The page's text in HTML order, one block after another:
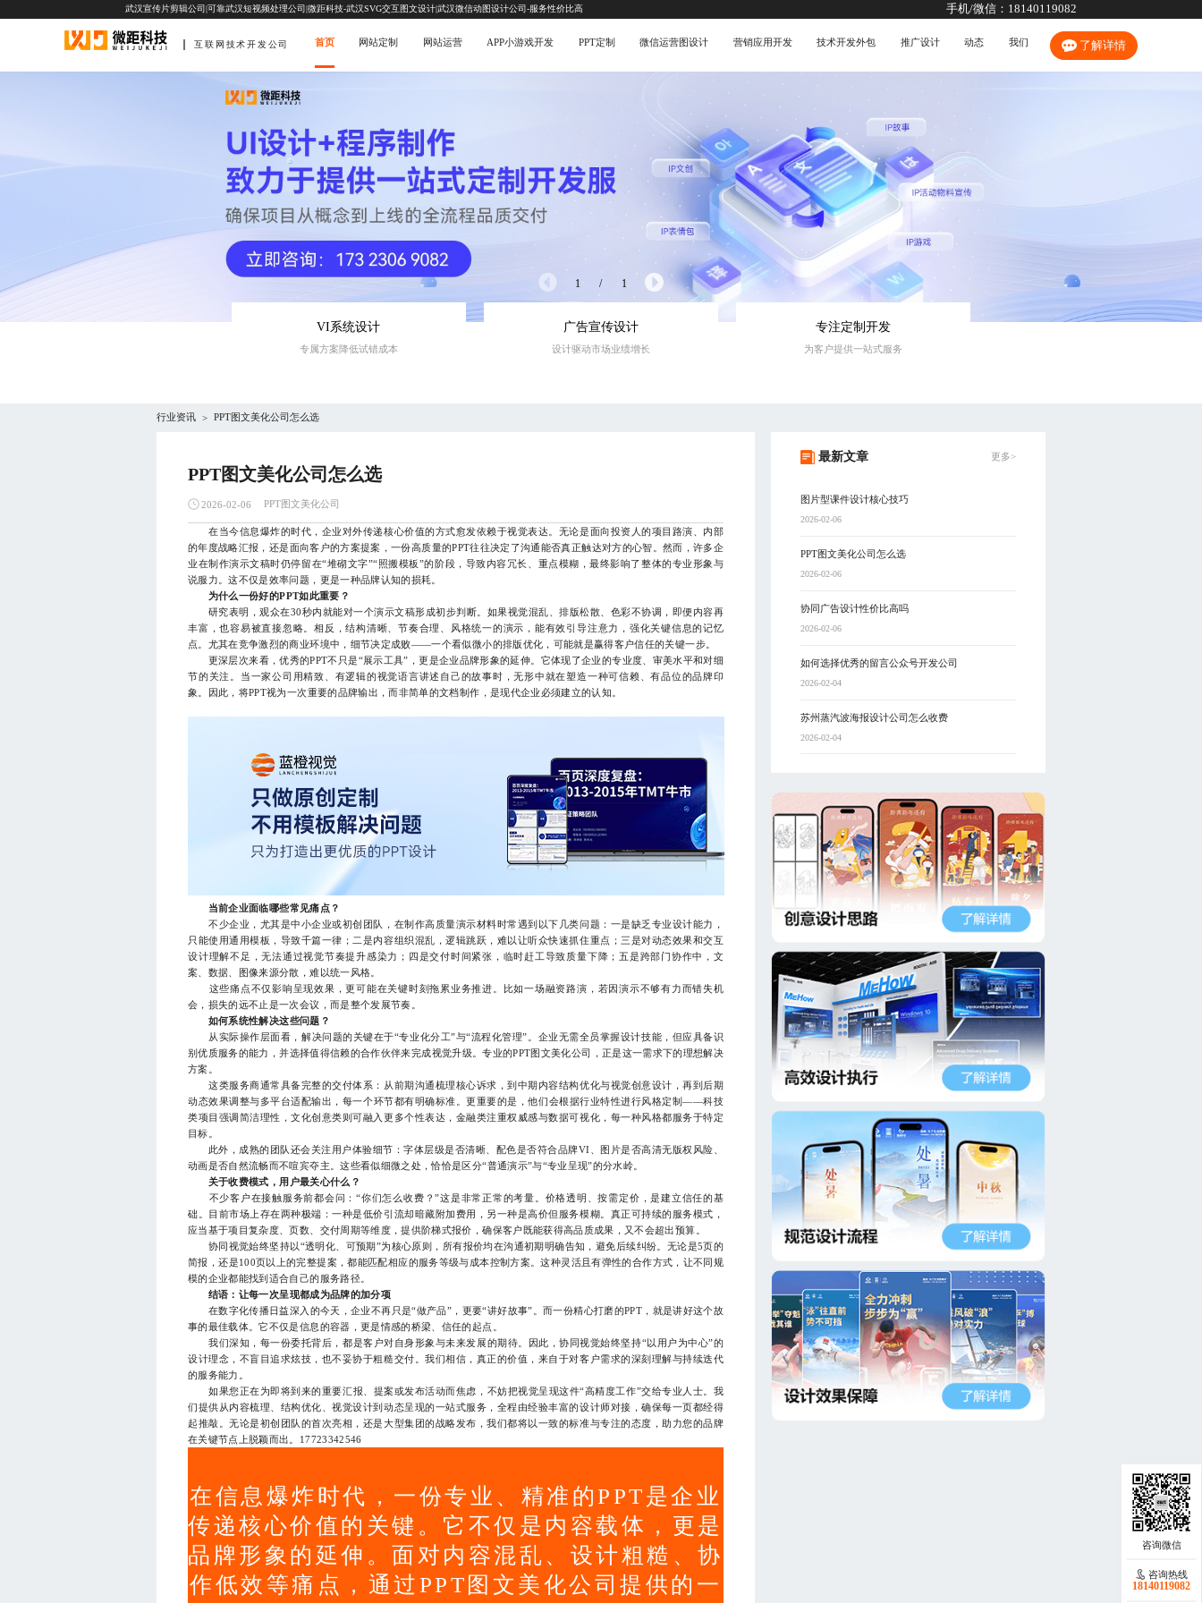
武汉宣传片剪辑公司|可靠武汉短视频处理公司|微距科技-武汉SVG交互图文设计|武汉微信动图设计公司-服务性价比高 手机/微信： 18140119082
互联网技术开发公司 首页 网站定制 网站运营 APP小游戏开发 PPT定制 微信运营图设计 营销应用开发 技术开发外包 推广设计 动态 我们 了解详情
1 / 1
VI系统设计
专属方案降低试错成本
广告宣传设计
设计驱动市场业绩增长
专注定制开发
为客户提供一站式服务
行业资讯 > PPT图文美化公司怎么选
PPT图文美化公司怎么选
2026-02-06 PPT图文美化公司
在当今信息爆炸的时代，企业对外传递核心价值的方式愈发依赖于视觉表达。无论是面向投资人的项目路演、内部
的年度战略汇报，还是面向客户的方案提案，一份高质量的PPT往往决定了沟通能否真正触达对方的心智。然而，许多企
业在制作演示文稿时仍停留在“堆砌文字”“照搬模板”的阶段，导致内容冗长、重点模糊，最终影响了整体的专业形象与
说服力。这不仅是效率问题，更是一种品牌认知的损耗。
为什么一份好的PPT如此重要？
研究表明，观众在30秒内就能对一个演示文稿形成初步判断。如果视觉混乱、排版松散、色彩不协调，即便内容再
丰富，也容易被直接忽略。相反，结构清晰、节奏合理、风格统一的演示，能有效引导注意力，强化关键信息的记忆
点。尤其在竞争激烈的商业环境中，细节决定成败——一个看似微小的排版优化，可能就是赢得客户信任的关键一步。
更深层次来看，优秀的PPT不只是“展示工具”，更是企业品牌形象的延伸。它体现了企业的专业度、审美水平和对细
节的关注。当一家公司用精致、有逻辑的视觉语言讲述自己的故事时，无形中就在塑造一种可信赖、有品位的品牌印
象。因此，将PPT视为一次重要的品牌输出，而非简单的文档制作，是现代企业必须建立的认知。
当前企业面临哪些常见痛点？
不少企业，尤其是中小企业或初创团队，在制作高质量演示材料时常遇到以下几类问题：一是缺乏专业设计能力，
只能使用通用模板，导致千篇一律；二是内容组织混乱，逻辑跳跃，难以让听众快速抓住重点；三是对动态效果和交互
设计理解不足，无法通过视觉节奏提升感染力；四是交付时间紧张，临时赶工导致质量下降；五是跨部门协作中，文
案、数据、图像来源分散，难以统一风格。
这些痛点不仅影响呈现效果，更可能在关键时刻拖累业务推进。比如一场融资路演，若因演示不够有力而错失机
会，损失的远不止是一次会议，而是整个发展节奏。
如何系统性解决这些问题？
从实际操作层面看，解决问题的关键在于“专业化分工”与“流程化管理”。企业无需全员掌握设计技能，但应具备识
别优质服务的能力，并选择值得信赖的合作伙伴来完成视觉升级。专业的PPT图文美化公司，正是这一需求下的理想解决
方案。
这类服务商通常具备完整的交付体系：从前期沟通梳理核心诉求，到中期内容结构优化与视觉创意设计，再到后期
动态效果调整与多平台适配输出，每一个环节都有明确标准。更重要的是，他们会根据行业特性进行风格定制——科技
类项目强调简洁理性，文化创意类则可融入更多个性表达，金融类注重权威感与数据可视化，每一种风格都服务于特定
目标。
此外，成熟的团队还会关注用户体验细节：字体层级是否清晰、配色是否符合品牌VI、图片是否高清无版权风险、
动画是否自然流畅而不喧宾夺主。这些看似细微之处，恰恰是区分“普通演示”与“专业呈现”的分水岭。
关于收费模式，用户最关心什么？
不少客户在接触服务前都会问：“你们怎么收费？”这是非常正常的考量。价格透明、按需定价，是建立信任的基
础。目前市场上存在两种极端：一种是低价引流却暗藏附加费用，另一种是高价但服务模糊。真正可持续的服务模式，
应当基于项目复杂度、页数、交付周期等维度，提供阶梯式报价，确保客户既能获得高品质成果，又不会超出预算。
协同视觉始终坚持以“透明化、可预期”为核心原则，所有报价均在沟通初期明确告知，避免后续纠纷。无论是5页的
简报，还是100页以上的完整提案，都能匹配相应的服务等级与成本控制方案。这种灵活且有弹性的合作方式，让不同规
模的企业都能找到适合自己的服务路径。
结语：让每一次呈现都成为品牌的加分项
在数字化传播日益深入的今天，企业不再只是“做产品”，更要“讲好故事”。而一份精心打磨的PPT，就是讲好这个故
事的最佳载体。它不仅是信息的容器，更是情感的桥梁、信任的起点。
我们深知，每一份委托背后，都是客户对自身形象与未来发展的期待。因此，协同视觉始终坚持“以用户为中心”的
设计理念，不盲目追求炫技，也不妥协于粗糙交付。我们相信，真正的价值，来自于对客户需求的深刻理解与持续迭代
的服务能力。
如果您正在为即将到来的重要汇报、提案或发布活动而焦虑，不妨把视觉呈现这件“高精度工作”交给专业人士。我
们提供从内容梳理、结构优化、视觉设计到动态呈现的一站式服务，全程由经验丰富的设计师对接，确保每一页都经得
起推敲。无论是初创团队的首次亮相，还是大型集团的战略发布，我们都将以一致的标准与专注的态度，助力您的品牌
在关键节点上脱颖而出。17723342546
在信息爆炸时代，一份专业、精准的PPT是企业
传递核心价值的关键。它不仅是内容载体，更是
品牌形象的延伸。面对内容混乱、设计粗糙、协
作低效等痛点，通过PPT图文美化公司提供的一
最新文章 更多>
图片型课件设计核心技巧
2026-02-06
PPT图文美化公司怎么选
2026-02-06
协同广告设计性价比高吗
2026-02-06
如何选择优秀的留言公众号开发公司
2026-02-04
苏州蒸汽波海报设计公司怎么收费
2026-02-04
咨询热线
18140119082